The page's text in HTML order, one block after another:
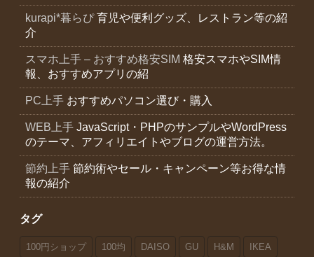
kurapi*暮らぴ育児や便利グッズ、レストラン等の紹
介
スマホ上手 – おすすめ格安SIM 格安スマホやSIM情
報、おすすめアプリの紹
PC上手 おすすめパソコン選び・購入
WEB上手 JavaScript・PHPのサンプルやWordPress
のテーマ、アフィリエイトやブログの運営方法。
節約上手 節約術やセール・キャンペーン等お得な情
報の紹介
タグ
100円ショップ 100均 DAISO GU H&M IKEA